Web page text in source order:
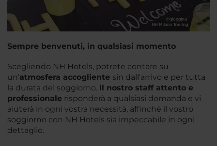
Sempre benvenuti, in qualsiasi momento
Scegliendo NH Hotels, potrete contare su
un'atmosfera accogliente sin dall'arrivo e per tutta
la durata del soggiorno. Il nostro staff attento e
professionale risponderà a qualsiasi domanda e vi
aiuterà in ogni vostra necessità, affinché il vostro
soggiorno con NH Hotels sia impeccabile in ogni
dettaglio.